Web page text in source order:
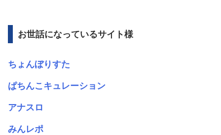
ブ
お世話になっているサイト様
ちょんぼりすた
ぱちんこキュレーション
アナスロ
みんレポ